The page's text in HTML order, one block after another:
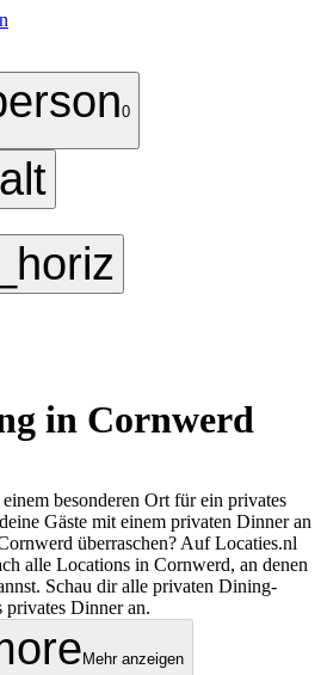
0
in Cornwerd
besonderen Ort für ein privates
Gäste mit einem privaten Dinner an
überraschen? Auf Locaties.nl
alle Locations in Cornwerd, an denen
Schau dir alle privaten Dining-
Dinner an.
Mehr anzeigen